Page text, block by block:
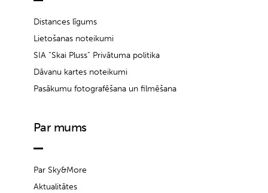
Distances līgums
Lietošanas noteikumi
SIA “Skai Pluss” Privātuma politika
Dāvanu kartes noteikumi
Pasākumu fotografēšana un filmēšana
Par mums
Par Sky&More
Aktualitātes